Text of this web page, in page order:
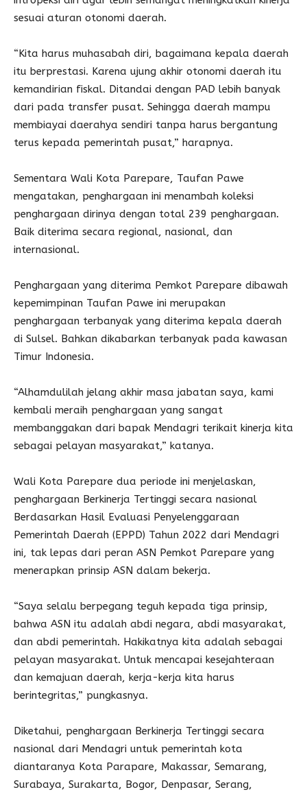
sesuai aturan otonomi daerah.
“Kita harus muhasabah diri, bagaimana kepala daerah
itu berprestasi. Karena ujung akhir otonomi daerah itu
kemandirian fiskal. Ditandai dengan PAD lebih banyak
dari pada transfer pusat. Sehingga daerah mampu
membiayai daerahya sendiri tanpa harus bergantung
terus kepada pemerintah pusat,” harapnya.
Sementara Wali Kota Parepare, Taufan Pawe
mengatakan, penghargaan ini menambah koleksi
penghargaan dirinya dengan total 239 penghargaan.
Baik diterima secara regional, nasional, dan
internasional.
Penghargaan yang diterima Pemkot Parepare dibawah
kepemimpinan Taufan Pawe ini merupakan
penghargaan terbanyak yang diterima kepala daerah
di Sulsel. Bahkan dikabarkan terbanyak pada kawasan
Timur Indonesia.
“Alhamdulilah jelang akhir masa jabatan saya, kami
kembali meraih penghargaan yang sangat
membanggakan dari bapak Mendagri terikait kinerja kita
sebagai pelayan masyarakat,” katanya.
Wali Kota Parepare dua periode ini menjelaskan,
penghargaan Berkinerja Tertinggi secara nasional
Berdasarkan Hasil Evaluasi Penyelenggaraan
Pemerintah Daerah (EPPD) Tahun 2022 dari Mendagri
ini, tak lepas dari peran ASN Pemkot Parepare yang
menerapkan prinsip ASN dalam bekerja.
“Saya selalu berpegang teguh kepada tiga prinsip,
bahwa ASN itu adalah abdi negara, abdi masyarakat,
dan abdi pemerintah. Hakikatnya kita adalah sebagai
pelayan masyarakat. Untuk mencapai kesejahteraan
dan kemajuan daerah, kerja-kerja kita harus
berintegritas,” pungkasnya.
Diketahui, penghargaan Berkinerja Tertinggi secara
nasional dari Mendagri untuk pemerintah kota
diantaranya Kota Parapare, Makassar, Semarang,
Surabaya, Surakarta, Bogor, Denpasar, Serang,